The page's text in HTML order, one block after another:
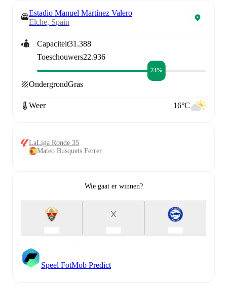
Estadio Manuel Martínez Valero
Elche, Spain
Capaciteit31.388
Toeschouwers22.936
73%
OndergrondGras
Weer 16°C
LaLiga Ronde 35
Mateo Busquets Ferrer
Wie gaat er winnen?
X
Speel FotMob Predict